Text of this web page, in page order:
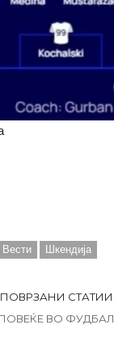
Вести Шкендија
ПОВРЗАНИ СТАТИИ
ВО ФУДБАЛ